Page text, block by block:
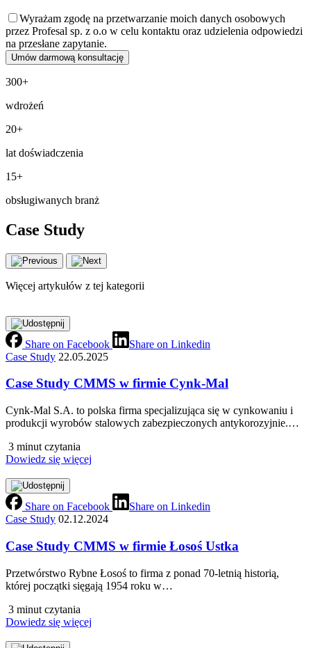
Wyrażam zgodę na przetwarzanie moich danych osobowych
przez Profesal sp. z o.o w celu kontaktu oraz udzielenia odpowiedzi
na przesłane zapytanie.
300+
wdrożeń
20+
lat doświadczenia
15+
obsługiwanych branż
Case Study
Więcej artykułów z tej kategorii
Share on Facebook
Share on Linkedin
Case Study 22.05.2025
Case Study CMMS w firmie Cynk-Mal
Cynk‑Mal S.A. to polska firma specjalizująca się w cynkowaniu i
produkcji wyrobów stalowych zabezpieczonych antykorozyjnie.…
3 minut czytania
Dowiedz się więcej
Share on Facebook
Share on Linkedin
Case Study 02.12.2024
Case Study CMMS w firmie Łosoś Ustka
Przetwórstwo Rybne Łosoś to firma z ponad 70‑letnią historią,
której początki sięgają 1954 roku w…
3 minut czytania
Dowiedz się więcej